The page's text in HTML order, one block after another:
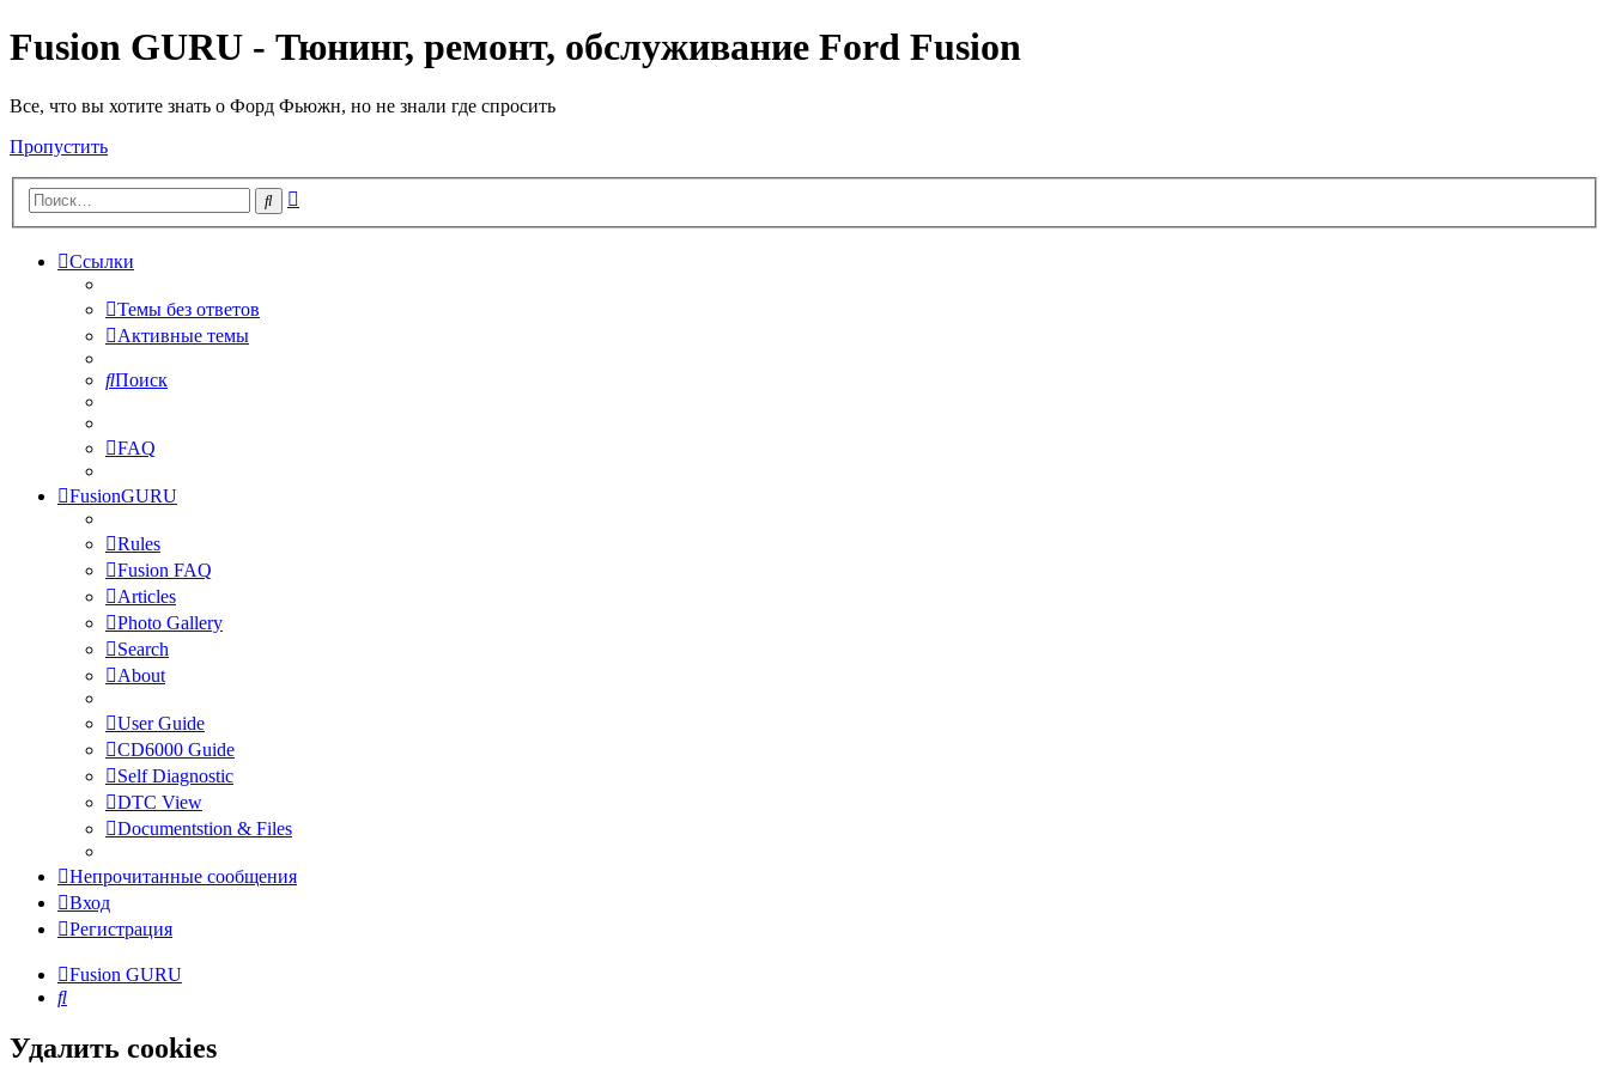
Fusion GURU - Тюнинг, ремонт, обслуживание Ford Fusion
Все, что вы хотите знать о Форд Фьюжн, но не знали где спросить
Пропустить
Поиск
Ссылки
Темы без ответов
Активные темы
Поиск
FAQ
FusionGURU
Rules
Fusion FAQ
Articles
Photo Gallery
Search
About
User Guide
CD6000 Guide
Self Diagnostic
DTC View
Documentstion & Files
Непрочитанные сообщения
Вход
Регистрация
Fusion GURU
Поиск
Удалить cookies